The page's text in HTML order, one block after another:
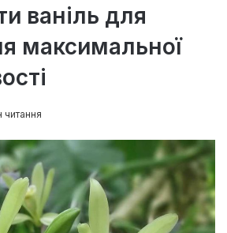
ваніль для
максимальної
читання